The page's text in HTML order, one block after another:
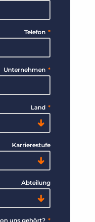
*
Telefon
*
Unternehmen
*
Land
Karrierestufe
Abteilung
*
uns gehört?